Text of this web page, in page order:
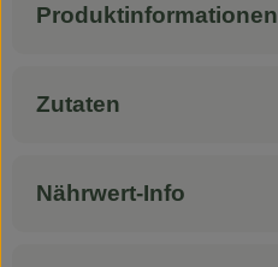
Produktinformationen
Zutaten
Nährwert-Info